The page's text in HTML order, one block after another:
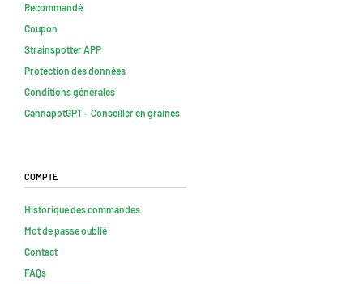
Recommandé
Coupon
Strainspotter APP
Protection des données
Conditions générales
CannapotGPT – Conseiller en graines
Compte
Historique des commandes
Mot de passe oublié
Contact
FAQs